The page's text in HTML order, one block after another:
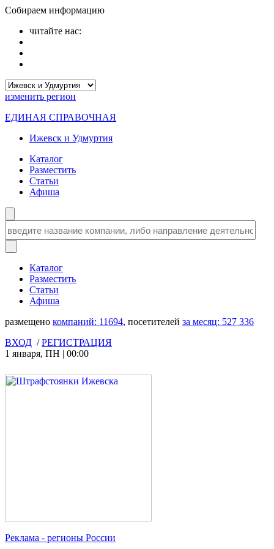
Собираем информацию
читайте нас:
изменить регион
ЕДИНАЯ СПРАВОЧНАЯ
Ижевск и Удмуртия
Каталог
Разместить
Статьи
Афиша
Каталог
Разместить
Статьи
Афиша
размещено компаний: 11694, посетителей за месяц: 527 336
ВХОД /РЕГИСТРАЦИЯ
1 января, ПН | 00:00
Реклама - регионы России